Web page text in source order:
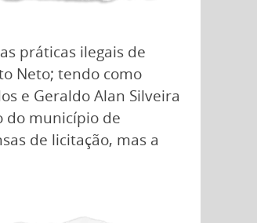
práticas ilegais de
Neto; tendo como
e Geraldo Alan Silveira
do município de
de licitação, mas a